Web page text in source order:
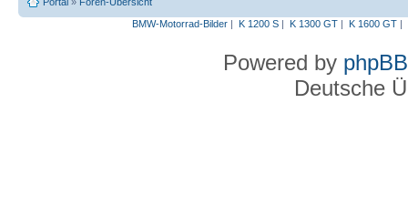
BMW-Motorrad-Bilder| K 1200 S| K 1300 GT| K 1600 GT|
Powered by phpBB
Deutsche